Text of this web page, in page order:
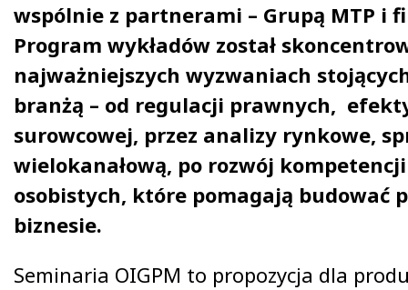
wspólnie z partnerami – Grupą MTP i
Program wykładów został
najważniejszych wyzwaniach
branżą – od regulacji prawnych,
surowcowej, przez analizy rynkowe,
wielokanałową, po rozwój
osobistych, które pomagają budować
biznesie.
Seminaria OIGPM to propozycja dla